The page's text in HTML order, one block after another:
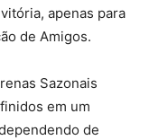
apenas para
de Amigos.
Sazonais
em um
de